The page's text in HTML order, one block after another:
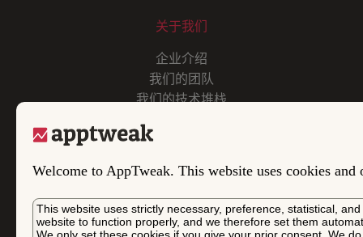
Welcome to AppTweak. This website uses cookies
This website uses strictly necessary, preference, statistical,
website to function properly, and we therefore set them
We only set these cookies if you give your prior consent. We
关于我们
企业介绍
我们的团队
我们的技术堆栈
新闻编辑室
招贤纳士
联系方式